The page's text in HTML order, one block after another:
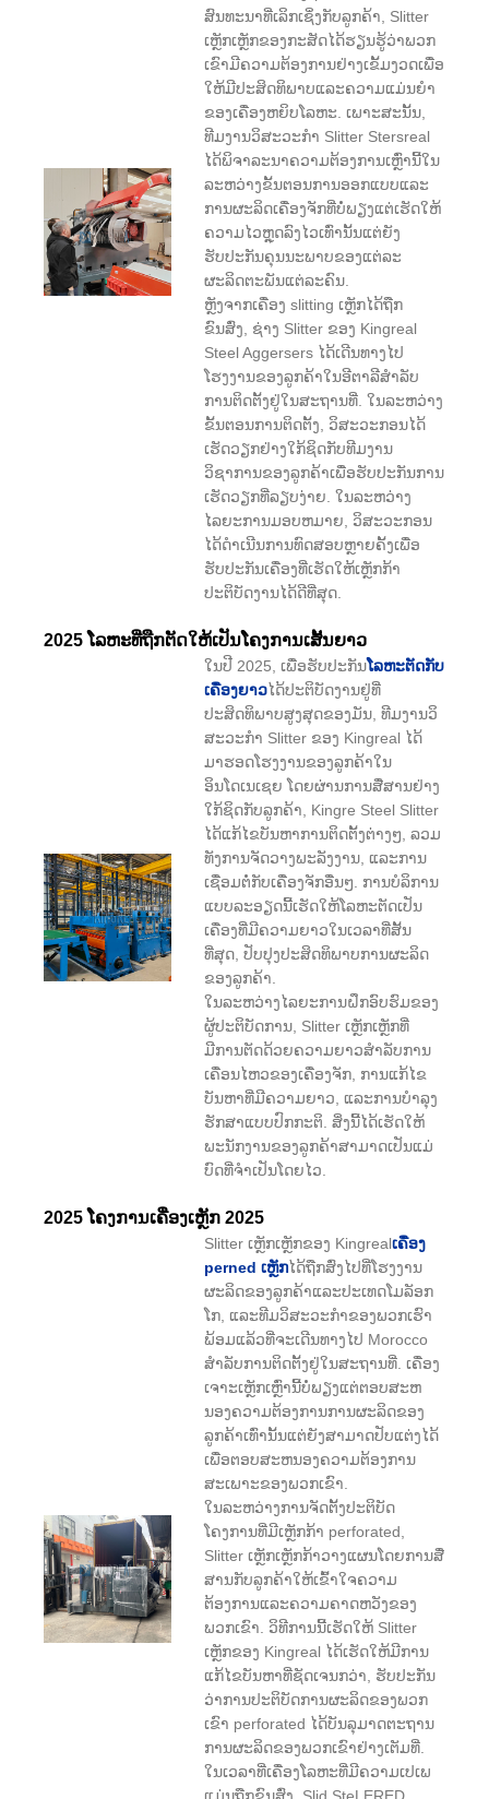
ສົນທະນາທີ່ເລິກເຊິ່ງກັບລູກຄ້າ, Slitter
ເຫຼັກເຫຼັກຂອງກະສັດໄດ້ຮຽນຮູ້ວ່າພວກ
ເຂົາມີຄວາມຕ້ອງການຢ່າງເຂັ້ມງວດເພື່ອ
ໃຫ້ມີປະສິດທິພາບແລະຄວາມແມ່ນຍໍາ
ຂອງເຄື່ອງຫຍິບໂລຫະ. ເພາະສະນັ້ນ,
ທີມງານວິສະວະກໍາ Slitter Stersreal
ໄດ້ພິຈາລະນາຄວາມຕ້ອງການເຫຼົ່ານີ້ໃນ
ລະຫວ່າງຂັ້ນຕອນການອອກແບບແລະ
ການຜະລິດເຄື່ອງຈັກທີ່ບໍ່ພຽງແຕ່ເຮັດໃຫ້
ຄວາມໄວຫຼຸດລົງໄວເທົ່ານັ້ນແຕ່ຍັງ
ຮັບປະກັນຄຸນນະພາບຂອງແຕ່ລະ
ຜະລິດຕະພັນແຕ່ລະຄົນ.
ຫຼັງຈາກເຄື່ອງ slitting ເຫຼັກໄດ້ຖືກ
ຂົນສົ່ງ, ຊ່າງ Slitter ຂອງ Kingreal
Steel Aggersers ໄດ້ເດີນທາງໄປ
ໂຮງງານຂອງລູກຄ້າໃນອີຕາລີສໍາລັບ
ການຕິດຕັ້ງຢູ່ໃນສະຖານທີ່. ໃນລະຫວ່າງ
ຂັ້ນຕອນການຕິດຕັ້ງ, ວິສະວະກອນໄດ້
ເຮັດວຽກຢ່າງໃກ້ຊິດກັບທີມງານ
ວິຊາການຂອງລູກຄ້າເພື່ອຮັບປະກັນການ
ເຮັດວຽກທີ່ລຽບງ່າຍ. ໃນລະຫວ່າງ
ໄລຍະການມອບຫມາຍ, ວິສະວະກອນ
ໄດ້ດໍາເນີນການທົດສອບຫຼາຍຄັ້ງເພື່ອ
ຮັບປະກັນເຄື່ອງທີ່ເຮັດໃຫ້ເຫຼັກກ້າ
ປະຕິບັດງານໄດ້ດີທີ່ສຸດ.
2025 ໂລຫະທີ່ຖືກຕັດໃຫ້ເປັນໂຄງການເສັ້ນຍາວ
ໃນປີ 2025, ເພື່ອຮັບປະກັນໂລຫະຕັດກັບ
ເຄື່ອງຍາວໄດ້ປະຕິບັດງານຢູ່ທີ່
ປະສິດທິພາບສູງສຸດຂອງມັນ, ທີມງານວິ
ສະວະກໍາ Slitter ຂອງ Kingreal ໄດ້
ມາຮອດໂຮງງານຂອງລູກຄ້າໃນ
ອິນໂດເນເຊຍ ໂດຍຜ່ານການສື່ສານຢ່າງ
ໃກ້ຊິດກັບລູກຄ້າ, Kingre Steel Slitter
ໄດ້ແກ້ໄຂບັນຫາການຕິດຕັ້ງຕ່າງໆ, ລວມ
ທັງການຈັດວາງພະລັງງານ, ແລະການ
ເຊື່ອມຕໍ່ກັບເຄື່ອງຈັກອື່ນໆ. ການບໍລິການ
ແບບລະອຽດນີ້ເຮັດໃຫ້ໂລຫະຕັດເປັນ
ເຄື່ອງທີ່ມີຄວາມຍາວໃນເວລາທີ່ສັ້ນ
ທີ່ສຸດ, ປັບປຸງປະສິດທິພາບການຜະລິດ
ຂອງລູກຄ້າ.
ໃນລະຫວ່າງໄລຍະການຝຶກອົບຮົມຂອງ
ຜູ້ປະຕິບັດການ, Slitter ເຫຼັກເຫຼັກທີ່
ມີການຕັດດ້ວຍຄວາມຍາວສໍາລັບການ
ເຄື່ອນໄຫວຂອງເຄື່ອງຈັກ, ການແກ້ໄຂ
ບັນຫາທີ່ມີຄວາມຍາວ, ແລະການບໍາລຸງ
ຮັກສາແບບປົກກະຕິ. ສິ່ງນີ້ໄດ້ເຮັດໃຫ້
ພະນັກງານຂອງລູກຄ້າສາມາດເປັນແມ່
ບົດທີ່ຈໍາເປັນໂດຍໄວ.
2025 ໂຄງການເຄື່ອງເຫຼັກ 2025
Slitter ເຫຼັກເຫຼັກຂອງ Kingrealເຄື່ອງ
perned ເຫຼັກໄດ້ຖືກສົ່ງໄປທີ່ໂຮງງານ
ຜະລິດຂອງລູກຄ້າແລະປະເທດໂມລັອກ
ໂກ, ແລະທີມວິສະວະກໍາຂອງພວກເຮົາ
ພ້ອມແລ້ວທີ່ຈະເດີນທາງໄປ Morocco
ສໍາລັບການຕິດຕັ້ງຢູ່ໃນສະຖານທີ່. ເຄື່ອງ
ເຈາະເຫຼັກເຫຼົ່ານີ້ບໍ່ພຽງແຕ່ຕອບສະຫ
ນອງຄວາມຕ້ອງການການຜະລິດຂອງ
ລູກຄ້າເທົ່ານັ້ນແຕ່ຍັງສາມາດປັບແຕ່ງໄດ້
ເພື່ອຕອບສະຫນອງຄວາມຕ້ອງການ
ສະເພາະຂອງພວກເຂົາ.
ໃນລະຫວ່າງການຈັດຕັ້ງປະຕິບັດ
ໂຄງການທີ່ມີເຫຼັກກ້າ perforated,
Slitter ເຫຼັກເຫຼັກກ້າວາງແຜນໂດຍການສື່
ສານກັບລູກຄ້າໃຫ້ເຂົ້າໃຈຄວາມ
ຕ້ອງການແລະຄວາມຄາດຫວັງຂອງ
ພວກເຂົາ. ວິທີການນີ້ເຮັດໃຫ້ Slitter
ເຫຼັກຂອງ Kingreal ໄດ້ເຮັດໃຫ້ມີການ
ແກ້ໄຂບັນຫາທີ່ຊັດເຈນກວ່າ, ຮັບປະກັນ
ວ່າການປະຕິບັດການຜະລິດຂອງພວກ
ເຂົາ perforated ໄດ້ບັນລຸມາດຕະຖານ
ການຜະລິດຂອງພວກເຂົາຢ່າງເຕັມທີ່.
ໃນເວລາທີ່ເຄື່ອງໂລຫະທີ່ມີຄວາມເປເພ
ແມ່ນຖືກຂົນສົ່ງ, Slid SteLERED,